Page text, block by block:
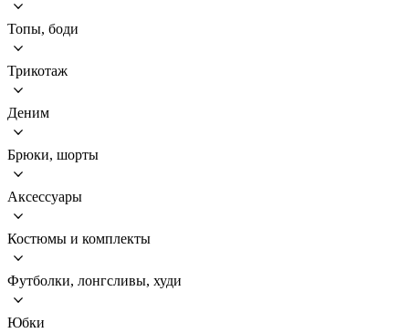
Топы, боди
Трикотаж
Деним
Брюки, шорты
Аксессуары
Костюмы и комплекты
Футболки, лонгсливы, худи
Юбки